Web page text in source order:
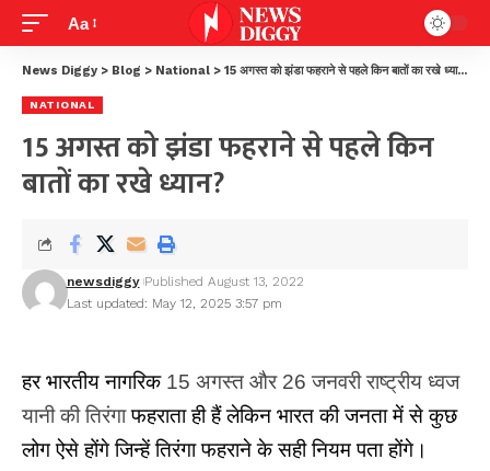
Aa
News Diggy > Blog > National > 15 अगस्त को झंडा फहराने से पहले किन बातों का रखे ध्यान?
NATIONAL
15 अगस्त को झंडा फहराने से पहले किन
बातों का रखे ध्यान?
Last updated: May 12, 2025 3:57 pm
newsdiggy Published August 13, 2022
हर भारतीय नागरिक 15 अगस्त और 26 जनवरी राष्ट्रीय ध्वज
यानी की तिरंगा फहराता ही हैं लेकिन भारत की जनता में से कुछ
लोग ऐसे होंगे जिन्हें तिरंगा फहराने के सही नियम पता होंगे।